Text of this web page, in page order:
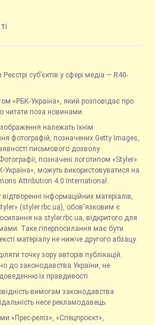
суб’єктів у сфері медіа — R40-
«РБК-Україна», який розповідає про
читати поза новинами.
зображення належать їхнім
фотографій, позначених Getty Images,
письмового дозволу
позначені логотипом «Styler»
Україна», можуть використовуватися на
Attribution 4.0 International.
інформаційних матеріалів,
(styler.rbc.ua), обов'язковим є
на styler.rbc.ua, відкритого для
Таке гіперпосилання має бути
матеріалу не нижче другого абзацу.
точку зору авторів публікацій.
до законодавства України, не
їх правдивості.
вимогам законодавства
несе рекламодавець.
«Прес-реліз», «Спецпроєкт»,